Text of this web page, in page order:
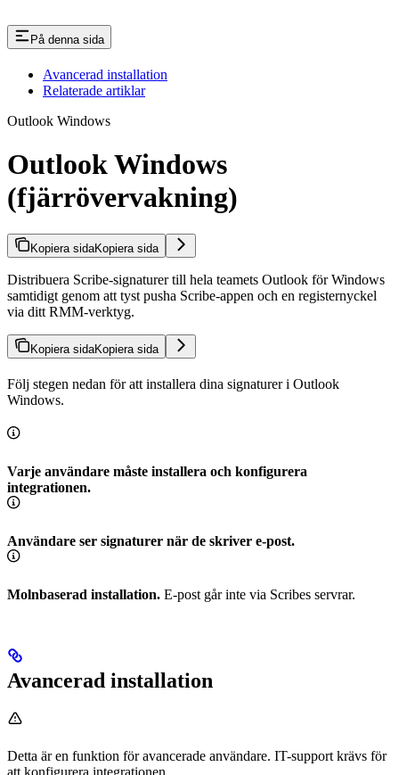
På denna sida
Avancerad installation
Relaterade artiklar
Outlook Windows
Outlook Windows
(fjärrövervakning)
Kopiera sidaKopiera sida
Distribuera Scribe-signaturer till hela teamets Outlook för Windows
samtidigt genom att tyst pusha Scribe-appen och en registernyckel
via ditt RMM-verktyg.
Kopiera sidaKopiera sida
Följ stegen nedan för att installera dina signaturer i Outlook
Windows.
Varje användare måste installera och konfigurera
integrationen.
Användare ser signaturer när de skriver e-post.
Molnbaserad installation. E-post går inte via Scribes servrar.
Avancerad installation
Detta är en funktion för avancerade användare. IT-support krävs för
att konfigurera integrationen.